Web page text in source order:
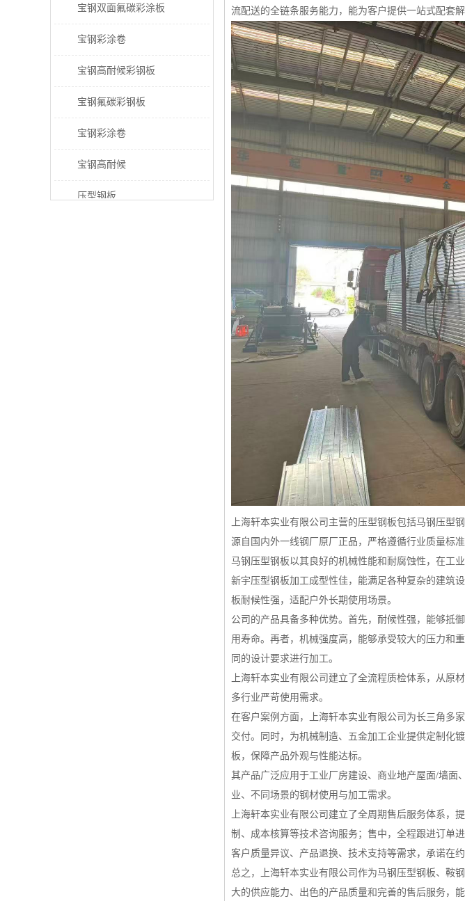
宝钢双面氟碳彩涂板
宝钢彩涂卷
宝钢高耐候彩钢板
宝钢氟碳彩钢板
宝钢彩涂卷
宝钢高耐候
压型钢板
流配送的全链条服务能力，能为客户提供一站式配套
上海轩本实业有限公司主营的压型钢板包括马钢压
源自国内外一线钢厂原厂正品，严格遵循行业质量标准
马钢压型钢板以其良好的机械性能和耐腐蚀性，在工
新宇压型钢板加工成型性佳，能满足各种复杂的建筑
板耐候性强，适配户外长期使用场景。
公司的产品具备多种优势。首先，耐候性强，能够抵
用寿命。再者，机械强度高，能够承受较大的压力和
同的设计要求进行加工。
上海轩本实业有限公司建立了全流程质检体系，从
多行业严苛使用需求。
在客户案例方面，上海轩本实业有限公司为长三角多
交付。同时，为机械制造、五金加工企业提供定制化
板，保障产品外观与性能达标。
其产品广泛应用于工业厂房建设、商业地产屋面/墙
业、不同场景的钢材使用与加工需求。
上海轩本实业有限公司建立了全周期售后服务体系
制、成本核算等技术咨询服务；售中，全程跟进订单
客户质量异议、产品退换、技术支持等需求，承诺在
总之，上海轩本实业有限公司作为马钢压型钢板、鞍
大的供应能力、出色的产品质量和完善的售后服务，